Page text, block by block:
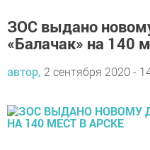
ЗОС выдано
«Балачак» на 140
автор, 2 сентября 2020 -